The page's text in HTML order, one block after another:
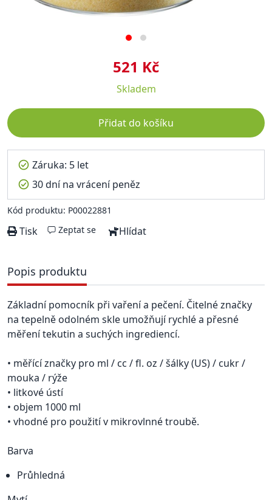
521 Kč
Skladem
Přidat do košíku
Záruka: 5 let
30 dní na vrácení peněz
Kód produktu: P00022881
Tisk Zeptat se Hlídat
Popis produktu
Základní pomocník při vaření a pečení. Čitelné značky
na tepelně odolném skle umožňují rychlé a přesné
měření tekutin a suchých ingrediencí.
• měřící značky pro ml / cc / fl. oz / šálky (US) / cukr /
mouka / rýže
• litkové ústí
• objem 1000 ml
• vhodné pro použití v mikrovlnné troubě.
Barva
Průhledná